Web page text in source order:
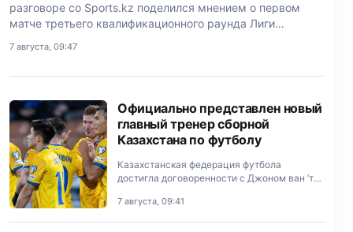
разговоре со Sports.kz поделился мнением о первом
матче третьего квалификационного раунда Лиги
костанайским «Тоболом» — 3:0.
7 августа, 09:47
Официально представлен новый
главный тренер сборной
Казахстана по футболу
Казахстанская федерация футбола
достигла договоренности с Джоном ван ’т
тренера национальной сборной.
7 августа, 09:41